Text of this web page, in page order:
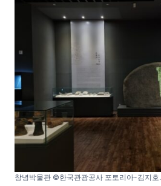
창녕박물관 ©한국관광공사 포토리아-김지호.